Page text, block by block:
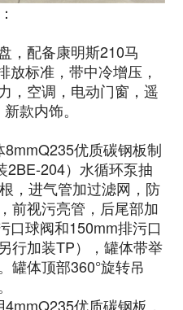
，配备康明斯210马
放标准，带中冷增压，
，空调，电动门窗，遥
款内饰。
优质碳钢板制
2BE-204）水循环泵抽
，进气管加过滤网，防
前视污亮管，后尾部加
口球阀和150mm排污口
行加装TP），罐体带举
罐体顶部360°旋转吊
优质碳钢板，